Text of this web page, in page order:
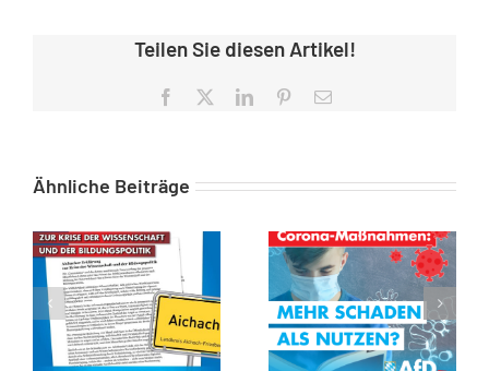
Teilen Sie diesen Artikel!
Facebook LinkedInPinterest
E-
Ähnliche Beiträge